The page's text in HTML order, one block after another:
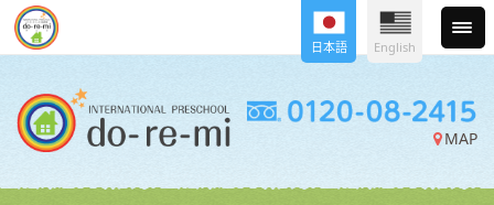
MAP
日本語 English